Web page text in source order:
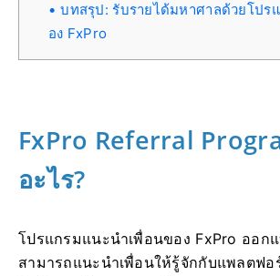
บทสรุป: รับรายได้มหาศาลด้วยโปร
อง FxPro
FxPro Referral
อะไร?
โปรแกรมแนะนำเพื่อนของ FxPro ออก
สามารถแนะนำเพื่อนให้รู้จักกับแพลตฟอ